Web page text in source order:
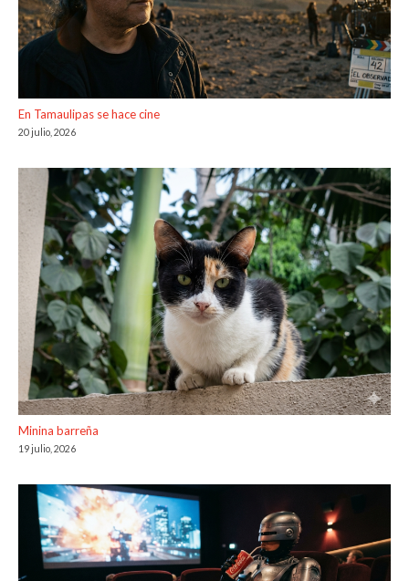
En Tamaulipas se hace cine
20 julio, 2026
Minina barreña
19 julio, 2026